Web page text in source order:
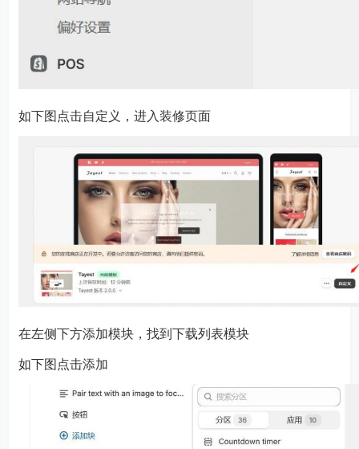
如下图点击自定义，进入装修页面
在左侧下方添加模块，找到下载列表模块
如下图点击添加